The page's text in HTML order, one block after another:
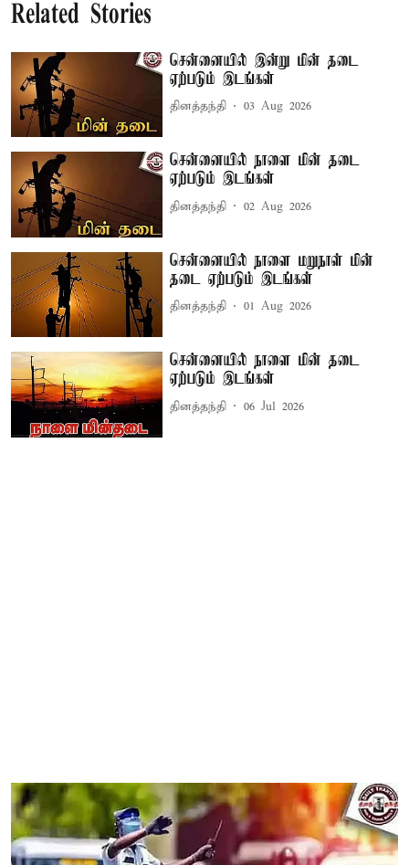
Related Stories
சென்னையில் இன்று மின் தடை
ஏற்படும் இடங்கள்
தினத்தந்தி 03 Aug 2026
சென்னையில் நாளை மின் தடை
ஏற்படும் இடங்கள்
தினத்தந்தி 02 Aug 2026
சென்னையில் நாளை மறுநாள் மின்
தடை ஏற்படும் இடங்கள்
தினத்தந்தி 01 Aug 2026
சென்னையில் நாளை மின் தடை
ஏற்படும் இடங்கள்
தினத்தந்தி 06 Jul 2026